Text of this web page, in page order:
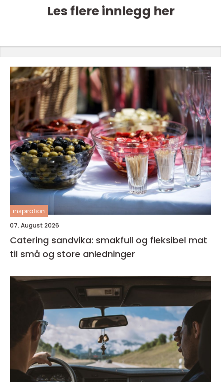
Les flere innlegg her
inspiration
07. August 2026
Catering sandvika: smakfull og fleksibel mat
til små og store anledninger